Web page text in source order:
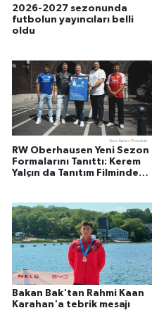
2026-2027 sezonunda
futbolun yayıncıları belli
oldu
RW Oberhausen Yeni Sezon
Formalarını Tanıttı: Kerem
Yalçın da Tanıtım Filminde
Bakan Bak'tan Rahmi Kaan
Karahan'a tebrik mesajı